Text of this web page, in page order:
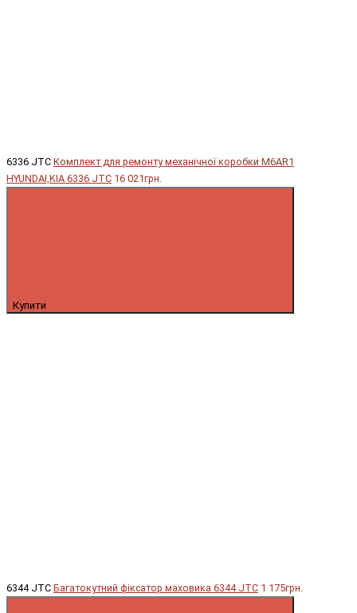
6336 JTC Комплект для ремонту механічної коробки M6AR1
HYUNDAI,KIA 6336 JTC 16 021грн.
Купити
6344 JTC Багатокутний фіксатор маховика 6344 JTC 1 175грн.